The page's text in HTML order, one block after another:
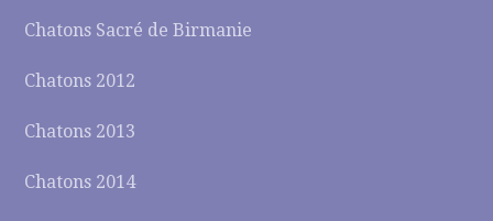
Chatons Sacré de Birmanie
Chatons 2012
Chatons 2013
Chatons 2014